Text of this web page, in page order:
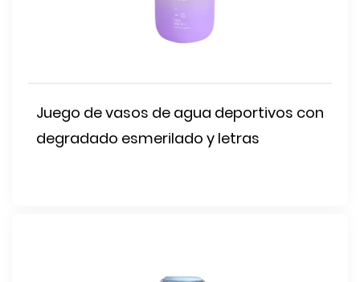
Juego de vasos de agua deportivos con
degradado esmerilado y letras